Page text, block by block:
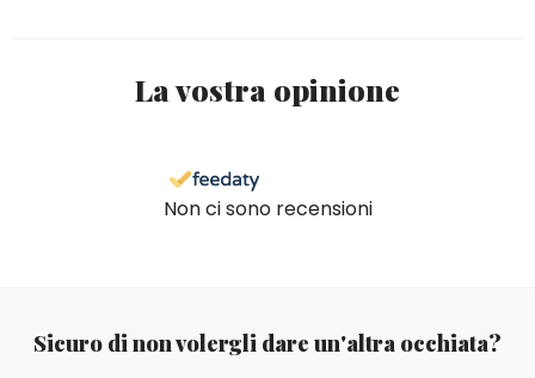
La vostra opinione
Non ci sono recensioni
Sicuro di non volergli dare un'altra occhiata?